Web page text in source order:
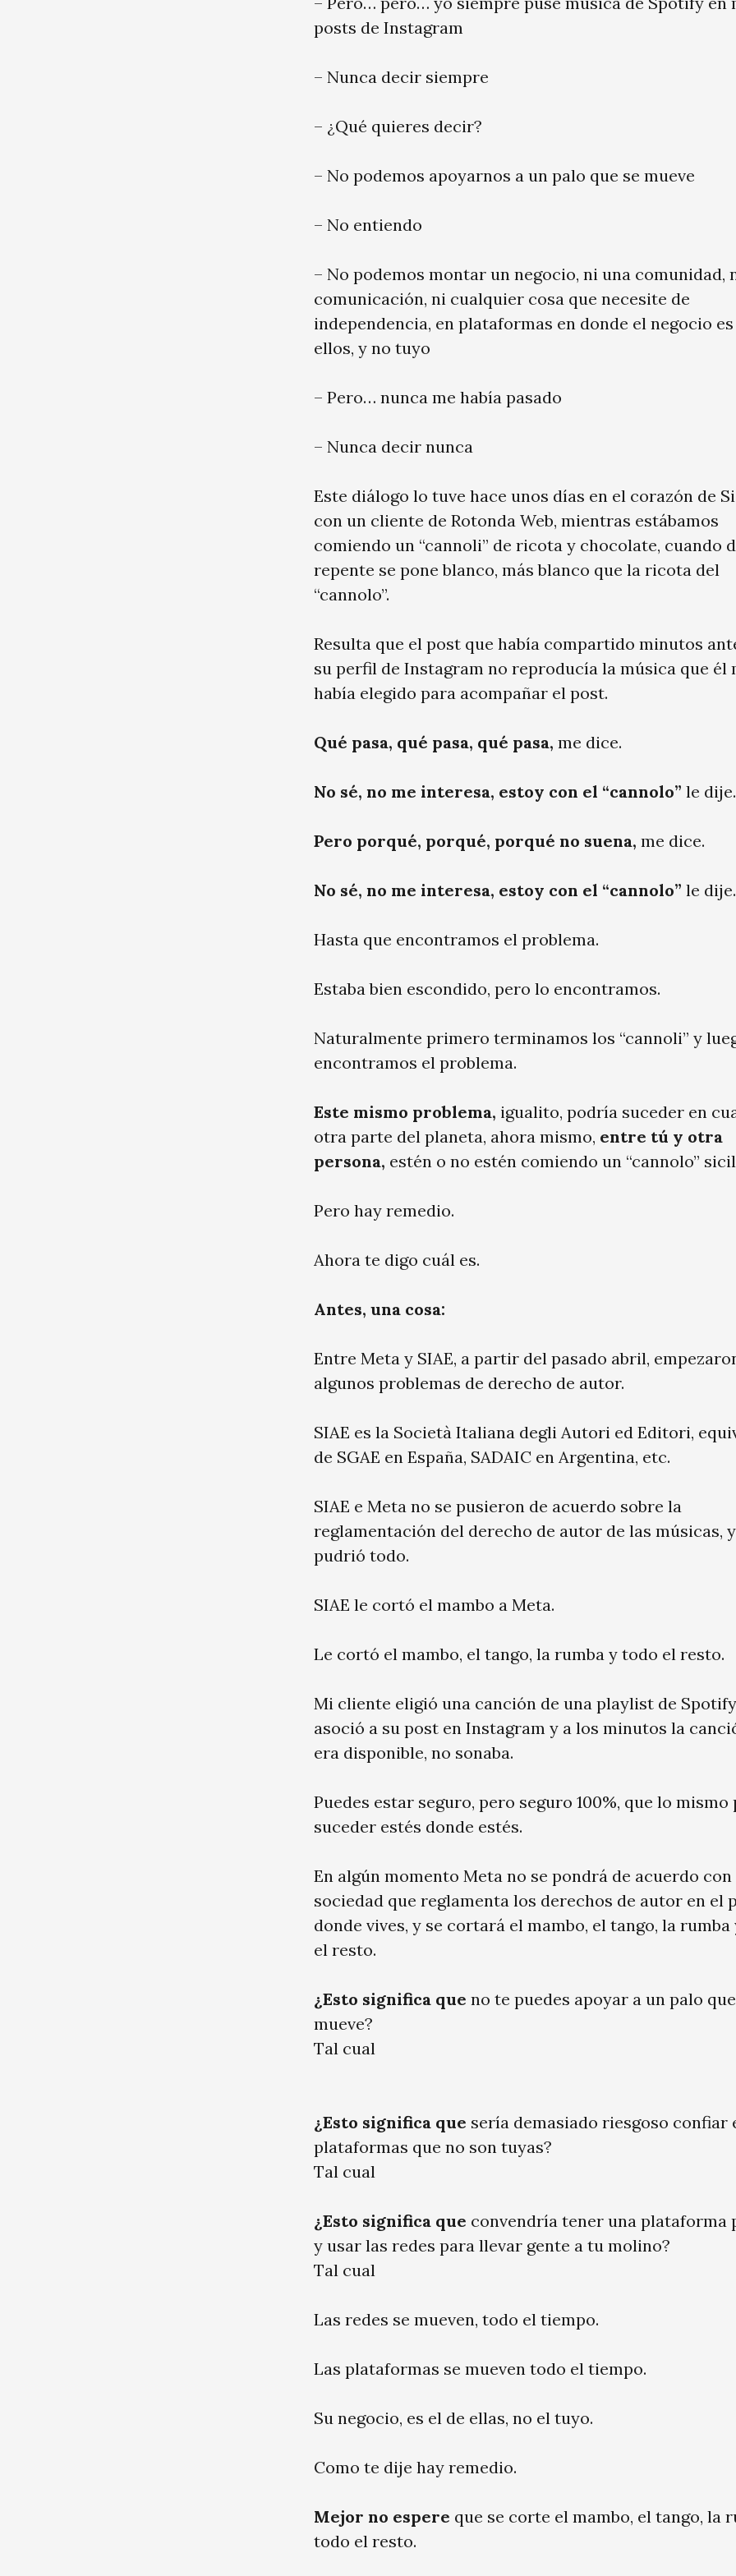
posts de Instagram
– Nunca decir siempre
– ¿Qué quieres decir?
– No podemos apoyarnos a un palo que se mueve
– No entiendo
– No podemos montar un negocio, ni una comunidad,
comunicación, ni cualquier cosa que necesite de
independencia, en plataformas en donde el negocio
ellos, y no tuyo
– Pero… nunca me había pasado
– Nunca decir nunca
Este diálogo lo tuve hace unos días en el corazón de
con un cliente de Rotonda Web, mientras estábamos
comiendo un “cannoli” de ricota y chocolate, cuando
repente se pone blanco, más blanco que la ricota del
“cannolo”.
Resulta que el post que había compartido minutos
su perfil de Instagram no reproducía la música que él
había elegido para acompañar el post.
Qué pasa, qué pasa, qué pasa, me dice.
No sé, no me interesa, estoy con el “cannolo” le dije.
Pero porqué, porqué, porqué no suena, me dice.
No sé, no me interesa, estoy con el “cannolo” le dije.
Hasta que encontramos el problema.
Estaba bien escondido, pero lo encontramos.
Naturalmente primero terminamos los “cannoli” y
encontramos el problema.
Este mismo problema, igualito, podría suceder en
otra parte del planeta, ahora mismo, entre tú y otra
persona, estén o no estén comiendo un “cannolo”
Pero hay remedio.
Ahora te digo cuál es.
Antes, una cosa:
Entre Meta y SIAE, a partir del pasado abril,
algunos problemas de derecho de autor.
SIAE es la Società Italiana degli Autori ed Editori,
de SGAE en España, SADAIC en Argentina, etc.
SIAE e Meta no se pusieron de acuerdo sobre la
reglamentación del derecho de autor de las músicas,
pudrió todo.
SIAE le cortó el mambo a Meta.
Le cortó el mambo, el tango, la rumba y todo el resto.
Mi cliente eligió una canción de una playlist de
asoció a su post en Instagram y a los minutos la
era disponible, no sonaba.
Puedes estar seguro, pero seguro 100%, que lo mismo
suceder estés donde estés.
En algún momento Meta no se pondrá de acuerdo con
sociedad que reglamenta los derechos de autor en el
donde vives, y se cortará el mambo, el tango, la
el resto.
¿Esto significa que no te puedes apoyar a un palo
mueve?
Tal cual
¿Esto significa que sería demasiado riesgoso confiar
plataformas que no son tuyas?
Tal cual
¿Esto significa que convendría tener una plataforma
y usar las redes para llevar gente a tu molino?
Tal cual
Las redes se mueven, todo el tiempo.
Las plataformas se mueven todo el tiempo.
Su negocio, es el de ellas, no el tuyo.
Como te dije hay remedio.
Mejor no espere que se corte el mambo, el tango, la
todo el resto.